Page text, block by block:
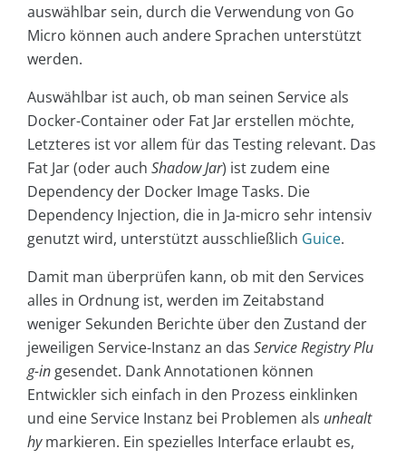
auswählbar sein, durch die Verwendung von Go
Micro können auch andere Sprachen unterstützt
werden.
Auswählbar ist auch, ob man seinen Service als
Docker-Container oder Fat Jar erstellen möchte,
Letzteres ist vor allem für das Testing relevant. Das
Fat Jar (oder auch Shadow Jar) ist zudem eine
Dependency der Docker Image Tasks. Die
Dependency Injection, die in Ja-micro sehr intensiv
genutzt wird, unterstützt ausschließlich Guice.
Damit man überprüfen kann, ob mit den Services
alles in Ordnung ist, werden im Zeitabstand
weniger Sekunden Berichte über den Zustand der
jeweiligen Service-Instanz an das Service Registry Plu
g-in gesendet. Dank Annotationen können
Entwickler sich einfach in den Prozess einklinken
und eine Service Instanz bei Problemen als unhealt
hymarkieren. Ein spezielles Interface erlaubt es,